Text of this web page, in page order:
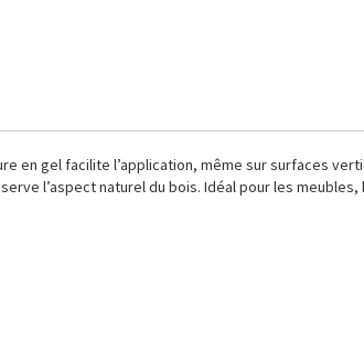
en gel facilite l’application, même sur surfaces
l’aspect naturel du bois. Idéal pour les